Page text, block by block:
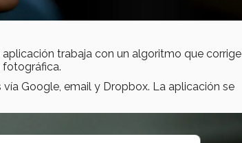
trabaja con un algoritmo que corrige
fotográfica.
Google, email y Dropbox. La aplicación se